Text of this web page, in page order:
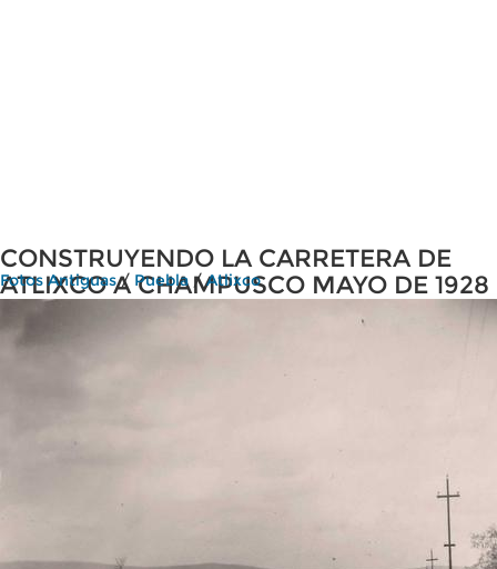
CONSTRUYENDO LA CARRETERA DE
ATLIXCO A CHAMPUSCO MAYO DE 1928
Fotos Antiguas/ Puebla /Atlixco